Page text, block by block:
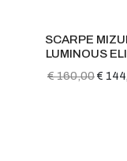
MIZUNO
ELITE
€ 144,00